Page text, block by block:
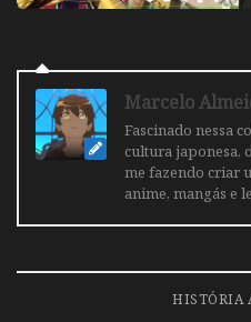
Marcelo
Fascinado nessa
cultura japonesa,
me fazendo criar
anime, mangás e
HISTÓRIA